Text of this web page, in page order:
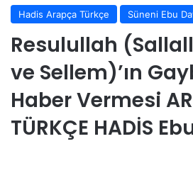
Hadis Arapça Türkçe Süneni Ebu
Resulullah
ve Sellem)’ın
Haber Vermesi
TÜRKÇE HADİS